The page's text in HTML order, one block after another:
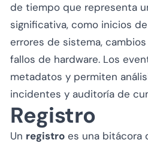
de tiempo que representa
significativa, como inicios
errores de sistema,
fallos de hardware. Los
metadatos y permiten
incidentes y auditoría de
Registro
Un registro es una bitácora